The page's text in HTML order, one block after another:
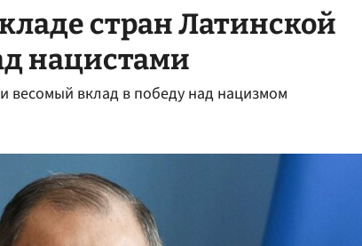
стран Латинской
нацистами
весомый вклад в победу над нацизмом